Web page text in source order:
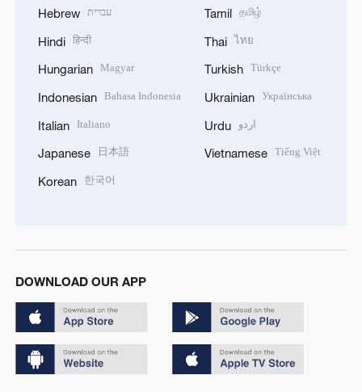
Hebrew עברית
Hindi हिन्दी
Hungarian Magyar
Indonesian Bahasa Indonesia
Italian Italiano
Japanese 日本語
Korean 한국어
Tamil தமிழ்
Thai ไทย
Turkish Türkçe
Ukrainian Українська
Urdu اردو
Vietnamese Tiếng Việt
DOWNLOAD OUR APP